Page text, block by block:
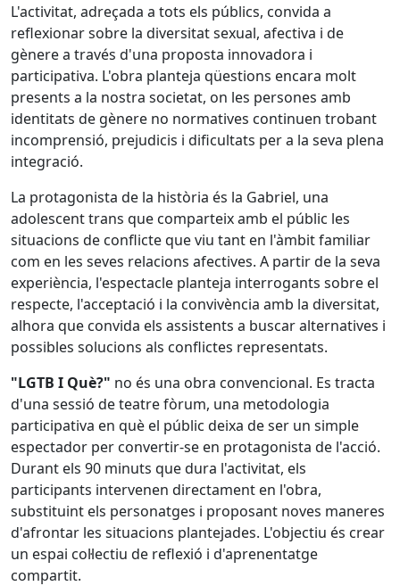
L'activitat, adreçada a tots els públics, convida a
reflexionar sobre la diversitat sexual, afectiva i de
gènere a través d'una proposta innovadora i
participativa. L'obra planteja qüestions encara molt
presents a la nostra societat, on les persones amb
identitats de gènere no normatives continuen trobant
incomprensió, prejudicis i dificultats per a la seva plena
integració.
La protagonista de la història és la Gabriel, una
adolescent trans que comparteix amb el públic les
situacions de conflicte que viu tant en l'àmbit familiar
com en les seves relacions afectives. A partir de la seva
experiència, l'espectacle planteja interrogants sobre el
respecte, l'acceptació i la convivència amb la diversitat,
alhora que convida els assistents a buscar alternatives i
possibles solucions als conflictes representats.
"LGTB I Què?" no és una obra convencional. Es tracta
d'una sessió de teatre fòrum, una metodologia
participativa en què el públic deixa de ser un simple
espectador per convertir-se en protagonista de l'acció.
Durant els 90 minuts que dura l'activitat, els
participants intervenen directament en l'obra,
substituint els personatges i proposant noves maneres
d'afrontar les situacions plantejades. L'objectiu és crear
un espai col·lectiu de reflexió i d'aprenentatge
compartit.